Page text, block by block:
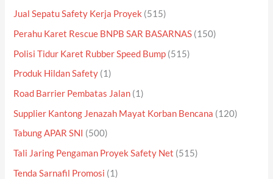
Jual Sepatu Safety Kerja Proyek (515)
Perahu Karet Rescue BNPB SAR BASARNAS (150)
Polisi Tidur Karet Rubber Speed Bump (515)
Produk Hildan Safety (1)
Road Barrier Pembatas Jalan (1)
Supplier Kantong Jenazah Mayat Korban Bencana (120)
Tabung APAR SNI (500)
Tali Jaring Pengaman Proyek Safety Net (515)
Tenda Sarnafil Promosi (1)